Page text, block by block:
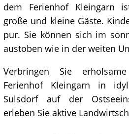
dem Ferienhof Kleingarn
große und kleine Gäste.
pur. Sie können sich im
austoben wie in der weiten
Verbringen Sie
Ferienhof Kleingarn in
Sulsdorf auf der
erleben Sie aktive